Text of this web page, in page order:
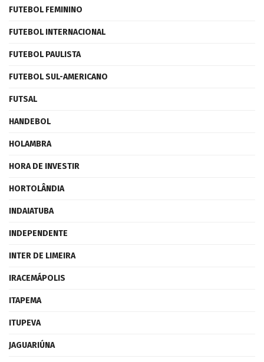
FUTEBOL FEMININO
FUTEBOL INTERNACIONAL
FUTEBOL PAULISTA
FUTEBOL SUL-AMERICANO
FUTSAL
HANDEBOL
HOLAMBRA
HORA DE INVESTIR
HORTOLÂNDIA
INDAIATUBA
INDEPENDENTE
INTER DE LIMEIRA
IRACEMÁPOLIS
ITAPEMA
ITUPEVA
JAGUARIÚNA